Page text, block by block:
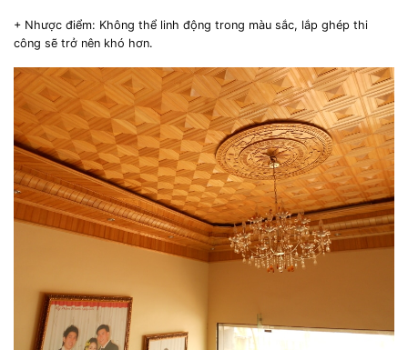
+ Nhược điểm: Không thể linh động trong màu sắc, lắp ghép thi
công sẽ trở nên khó hơn.